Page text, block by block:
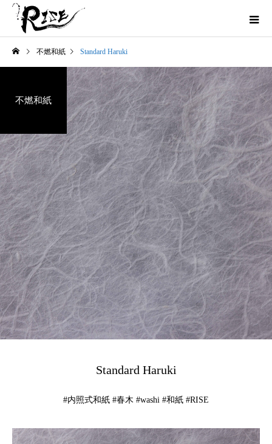
不燃和紙 Standard Haruki
不燃和紙
Standard Haruki
#内照式和紙 #春木 #washi #和紙 #RISE